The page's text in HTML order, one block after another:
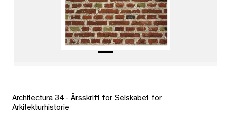
Architectura 34 - Årsskrift for Selskabet for
Arkitekturhistorie